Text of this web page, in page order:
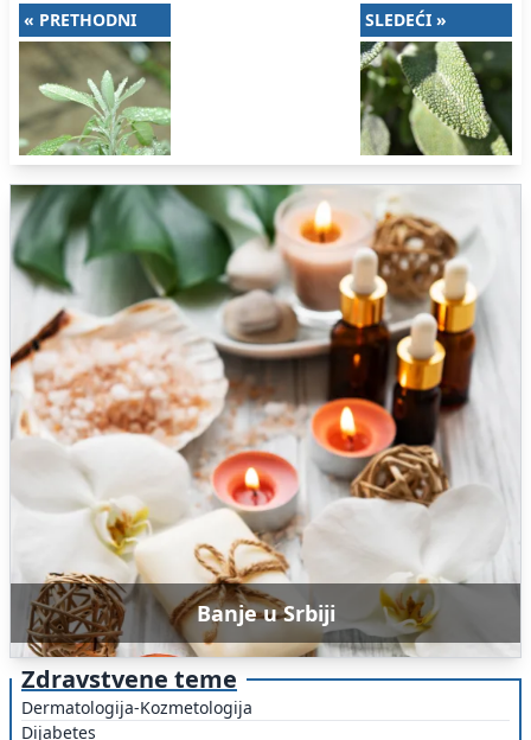
« PRETHODNI SLEDEĆI »
Banje u Srbiji
Zdravstvene teme
Dermatologija-Kozmetologija
Dijabetes